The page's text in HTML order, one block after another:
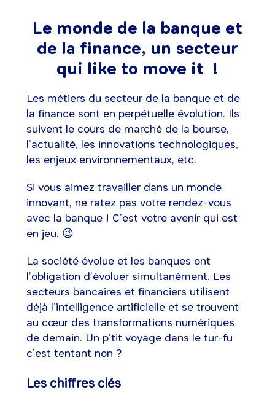
Le monde de la banque et
de la finance, un secteur
qui like to move it !
Les métiers du secteur de la banque et de
la finance sont en perpétuelle évolution. Ils
suivent le cours de marché de la bourse,
l’actualité, les innovations technologiques,
les enjeux environnementaux, etc.
Si vous aimez travailler dans un monde
innovant, ne ratez pas votre rendez-vous
avec la banque ! C’est votre avenir qui est
en jeu. 😉
La société évolue et les banques ont
l’obligation d’évoluer simultanément. Les
secteurs bancaires et financiers utilisent
déjà l’intelligence artificielle et se trouvent
au cœur des transformations numériques
de demain. Un p’tit voyage dans le tur-fu
c’est tentant non ?
Les chiffres clés